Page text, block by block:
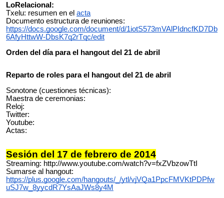
LoRelacional:
Txelu: resumen en el acta
Documento estructura de reuniones:
https://docs.google.com/document/d/1iotS573mVAlPIdncfKD7Db
6AfyHttwW-DbsK7q2rTqc/edit
Orden del día para el hangout del 21 de abril
Reparto de roles para el hangout del 21 de abril
Sonotone (cuestiones técnicas):
Maestra de ceremonias:
Reloj:
Twitter:
Youtube:
Actas:
Sesión del 17 de febrero de 2014
Streaming: http://www.youtube.com/watch?v=fxZVbzowTtI
Sumarse al hangout:
https://plus.google.com/hangouts/_/ytl/vjVQa1PpcFMVKtPDPfw
uSJ7w_8yycdR7YsAaJWs8y4M